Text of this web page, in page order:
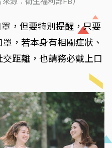
，但要特別提醒，只要
，若本身有相關症狀、
距離，也請務必戴上口